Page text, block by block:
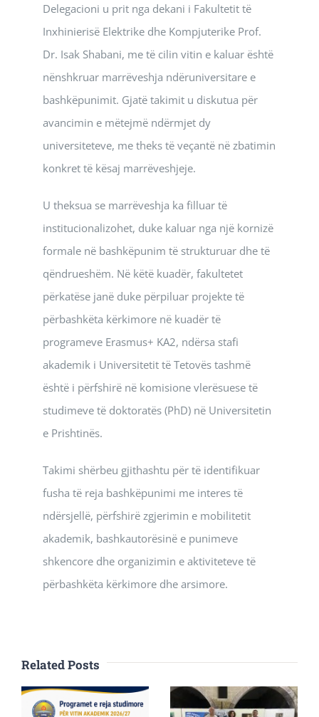
Delegacioni u prit nga dekani i Fakultetit të
Inxhinierisë Elektrike dhe Kompjuterike Prof.
Dr. Isak Shabani, me të cilin vitin e kaluar është
nënshkruar marrëveshja ndëruniversitare e
bashkëpunimit. Gjatë takimit u diskutua për
avancimin e mëtejmë ndërmjet dy
universiteteve, me theks të veçantë në zbatimin
konkret të kësaj marrëveshjeje.
U theksua se marrëveshja ka filluar të
institucionalizohet, duke kaluar nga një kornizë
formale në bashkëpunim të strukturuar dhe të
qëndrueshëm. Në këtë kuadër, fakultetet
përkatëse janë duke përpiluar projekte të
përbashkëta kërkimore në kuadër të
programeve Erasmus+ KA2, ndërsa stafi
akademik i Universitetit të Tetovës tashmë
është i përfshirë në komisione vlerësuese të
studimeve të doktoratës (PhD) në Universitetin
e Prishtinës.
Takimi shërbeu gjithashtu për të identifikuar
fusha të reja bashkëpunimi me interes të
ndërsjellë, përfshirë zgjerimin e mobilitetit
akademik, bashkautorësinë e punimeve
shkencore dhe organizimin e aktiviteteve të
përbashkëta kërkimore dhe arsimore.
Related Posts